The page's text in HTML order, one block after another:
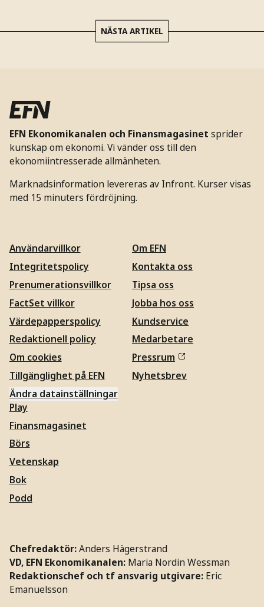
NÄSTA ARTIKEL
EFN Ekonomikanalen och Finansmagasinet sprider
kunskap om ekonomi. Vi vänder oss till den
ekonomiintresserade allmänheten.
Marknadsinformation levereras av Infront. Kurser visas
med 15 minuters fördröjning.
Användarvillkor
Integritetspolicy
Prenumerationsvillkor
FactSet villkor
Värdepapperspolicy
Redaktionell policy
Om cookies
Tillgänglighet på EFN
Ändra datainställningar
Om EFN
Kontakta oss
Tipsa oss
Jobba hos oss
Kundservice
Medarbetare
Pressrum
Nyhetsbrev
Play
Finansmagasinet
Börs
Vetenskap
Bok
Podd
Chefredaktör:Anders Hägerstrand
VD, EFN Ekonomikanalen: Maria Nordin Wessman
Redaktionschef och tf ansvarig utgivare: Eric
Emanuelsson